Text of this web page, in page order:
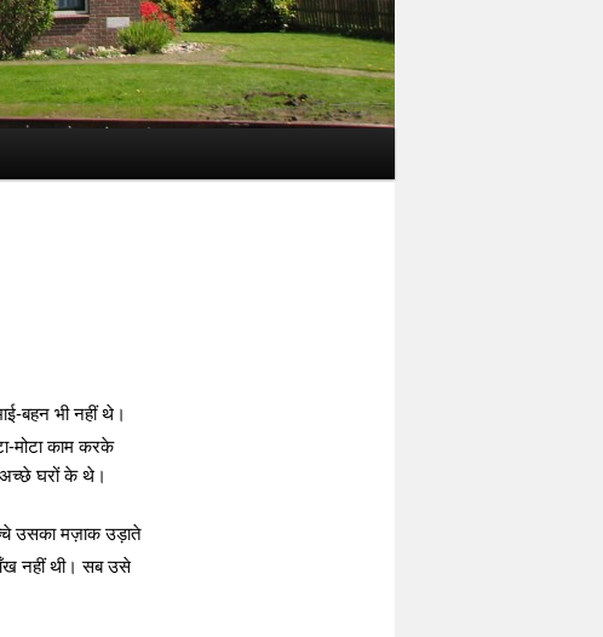
बहन भी नहीं थे।
मोटा काम करके
अच्छे घरों के थे।
उसका मज़ाक उड़ाते
नहीं थी। सब उसे